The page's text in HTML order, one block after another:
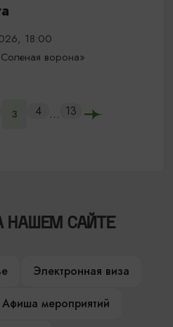
18:00
ворона»
3 4 ... 13
НАШЕМ САЙТЕ
Электронная виза
Афиша мероприятий